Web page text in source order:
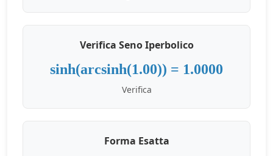
Verifica Seno Iperbolico
sinh(arcsinh(1.00)) = 1.0000
Verifica
Forma Esatta